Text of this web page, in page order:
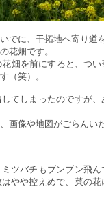
でに、干拓地へ寄り道
花畑です。
畑を前にすると、つ
（笑）。
てしまったのですが
画像や地図がごらんい
ツバチもブンブン飛
やや控えめで、菜の